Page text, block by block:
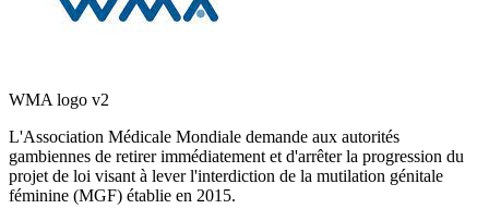
WMA logo v2
L'Association Médicale Mondiale demande aux autorités
gambiennes de retirer immédiatement et d'arrêter la progression du
projet de loi visant à lever l'interdiction de la mutilation génitale
féminine (MGF) établie en 2015.